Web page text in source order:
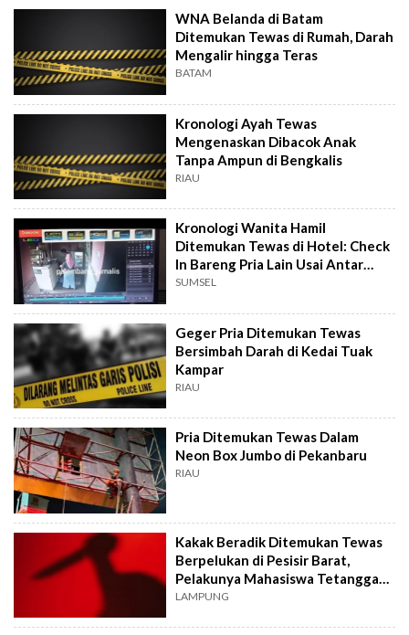
WNA Belanda di Batam
Ditemukan Tewas di Rumah, Darah
Mengalir hingga Teras
BATAM
Kronologi Ayah Tewas
Mengenaskan Dibacok Anak
Tanpa Ampun di Bengkalis
RIAU
Kronologi Wanita Hamil
Ditemukan Tewas di Hotel: Check
In Bareng Pria Lain Usai Antar
Suami
SUMSEL
Geger Pria Ditemukan Tewas
Bersimbah Darah di Kedai Tuak
Kampar
RIAU
Pria Ditemukan Tewas Dalam
Neon Box Jumbo di Pekanbaru
RIAU
Kakak Beradik Ditemukan Tewas
Berpelukan di Pesisir Barat,
Pelakunya Mahasiswa Tetangga
Korban
LAMPUNG